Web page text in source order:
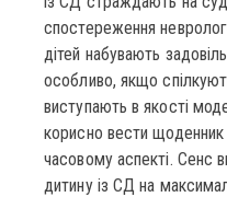
спостереження
дітей набувають
особливо, якщо
виступають в якості
корисно вести щоденник
часовому аспекті. Сенс
дитину із СД на